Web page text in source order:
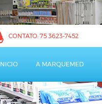
CONTATO: 75 3623-7452
ÍNICIO A MARQUEMED